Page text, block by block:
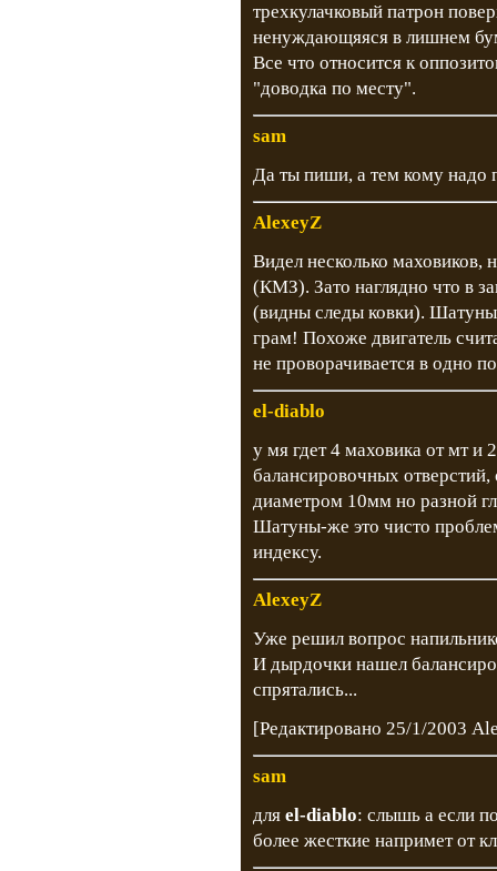
трехкулачковый патрон
ненуждающяяся в лишнем
Все что относится к
"доводка по месту".
sam
Да ты пиши, а тем кому надо
AlexeyZ
Видел несколько маховиков,
(КМЗ). Зато наглядно что в
(видны следы ковки). Шатуны
грам! Похоже двигатель
не проворачивается в одно
el-diablo
у мя гдет 4 маховика от мт и
балансировочных
диаметром 10мм но разной
Шатуны-же это чисто
индексу.
AlexeyZ
Уже решил вопрос
И дырдочки нашел
спрятались...
[Редактировано 25/1/2003
sam
для el-diablo: слышь а если
более жесткие напримет от